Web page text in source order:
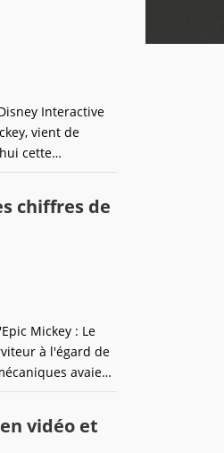
Interactive
vient de
cette
que nous avons
chiffres de
Mickey : Le
à l'égard de
avaient
qui s'est
vidéo et